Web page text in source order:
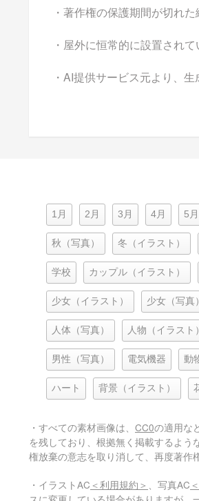
・著作権の保護期間が切れ
・屋外に恒常的に設置され
・AI提供サービス元より、
1月 2月 3月 4月 5月
秋（写真） 冬（イラスト）
学校 カップル（イラスト）
少女（イラスト） 少女（写真）
人体（写真） 人物（イラスト）
男性（写真） 電気機器 動
ハート 背景（イラスト）
・すべての素材画像は、 CC0の適用な
を残しており、根拠無く掲載するよ
権放棄の意志を取り消して、再度著作
・イラストAC ＜利用規約＞ 、写真AC